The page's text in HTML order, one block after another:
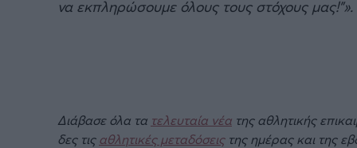
να εκπληρώσουμε όλους τους στόχους μας!"».
Διάβασε όλα τα τελευταία νέα της αθλητικής
δες τιςαθλητικές μεταδόσειςτης ημέρας και της